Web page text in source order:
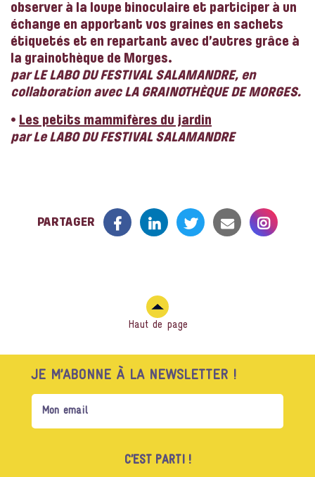
observer à la loupe binoculaire et participer à un
échange en apportant vos graines en sachets
étiquetés et en repartant avec d’autres grâce à
la grainothèque de Morges.
par LE LABO DU FESTIVAL SALAMANDRE, en
collaboration avec LA GRAINOTHÈQUE DE MORGES.
• Les petits mammifères du jardin
par Le LABO DU FESTIVAL SALAMANDRE
PARTAGER
Haut de page
JE M’ABONNE À LA NEWSLETTER !